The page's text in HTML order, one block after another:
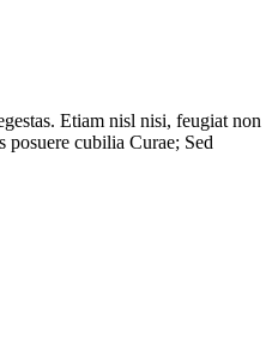
Etiam nisl nisi, feugiat non
cubilia Curae; Sed